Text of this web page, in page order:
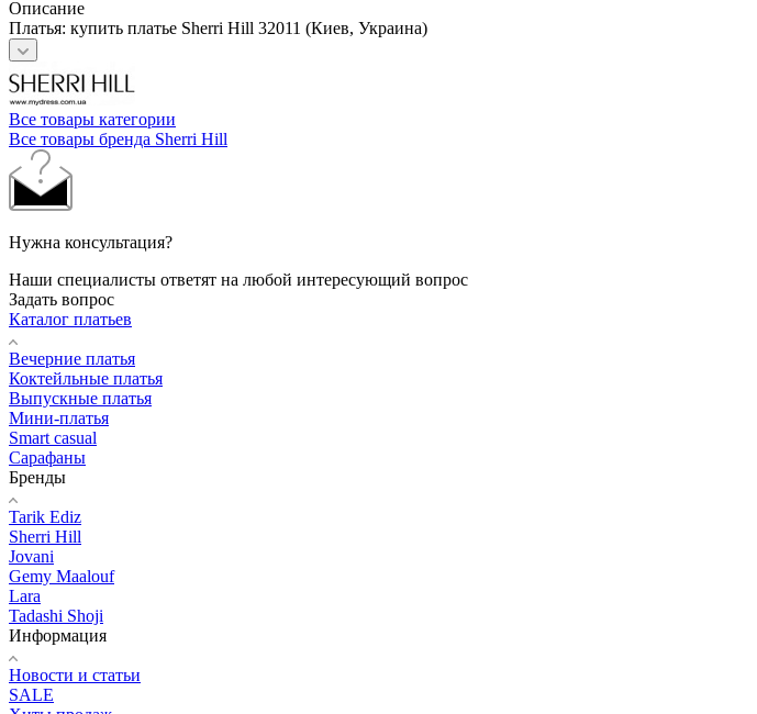
Описание
Платья: купить платье Sherri Hill 32011 (Киев, Украина)
Все товары категории
Все товары бренда Sherri Hill
Нужна консультация?
Наши специалисты ответят на любой интересующий вопрос
Задать вопрос
Каталог платьев
Вечерние платья
Коктейльные платья
Выпускные платья
Мини-платья
Smart casual
Сарафаны
Бренды
Tarik Ediz
Sherri Hill
Jovani
Gemy Maalouf
Lara
Tadashi Shoji
Информация
Новости и статьи
SALE